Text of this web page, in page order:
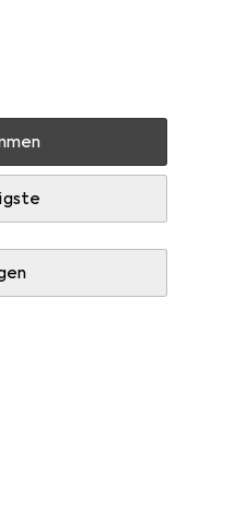
Fotokleber + Posterkleber.